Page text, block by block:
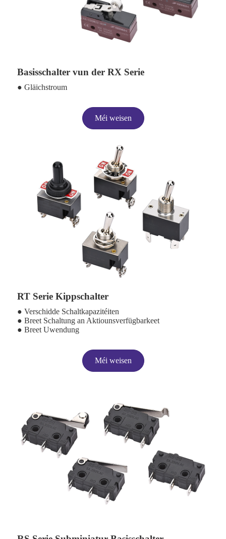
Basisschalter vun der RX Serie
● Gläichstroum
Méi weisen
RT Serie Kippschalter
● Verschidde Schaltkapazitéiten
● Breet Schaltung an Aktiounsverfügbarkeet
● Breet Uwendung
Méi weisen